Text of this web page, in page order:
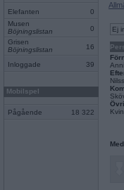
Elefanten
0
Musen
Böjningslistan
0
Grisen
Böjningslistan
16
Inloggade 39
Mobilspel
Pågående 18 322
Ej